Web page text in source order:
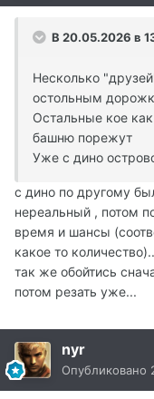
В 20.05.2026 в
Несколько
остольным
Остальные кое
башню порежут
Уже с дино
с дино по другому
нереальный , потом
время и шансы
какое то
так же обойтись
потом резать уже...
nyr
Опубликовано